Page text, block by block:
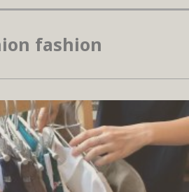
fashion